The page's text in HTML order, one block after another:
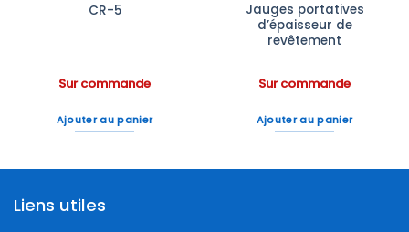
CR-5
Sur commande
Ajouter au panier
Jauges portatives
d’épaisseur de
revêtement
Sur commande
Ajouter au panier
Liens utiles